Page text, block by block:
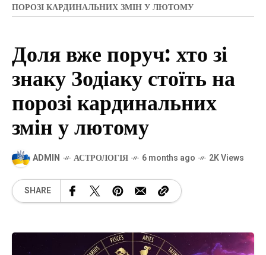
ПОРОЗІ КАРДИНАЛЬНИХ ЗМІН У ЛЮТОМУ
Доля вже поруч: хто зі
знаку Зодіаку стоїть на
порозі кардинальних
змін у лютому
ADMIN АСТРОЛОГІЯ 6 months ago 2K Views
SHARE